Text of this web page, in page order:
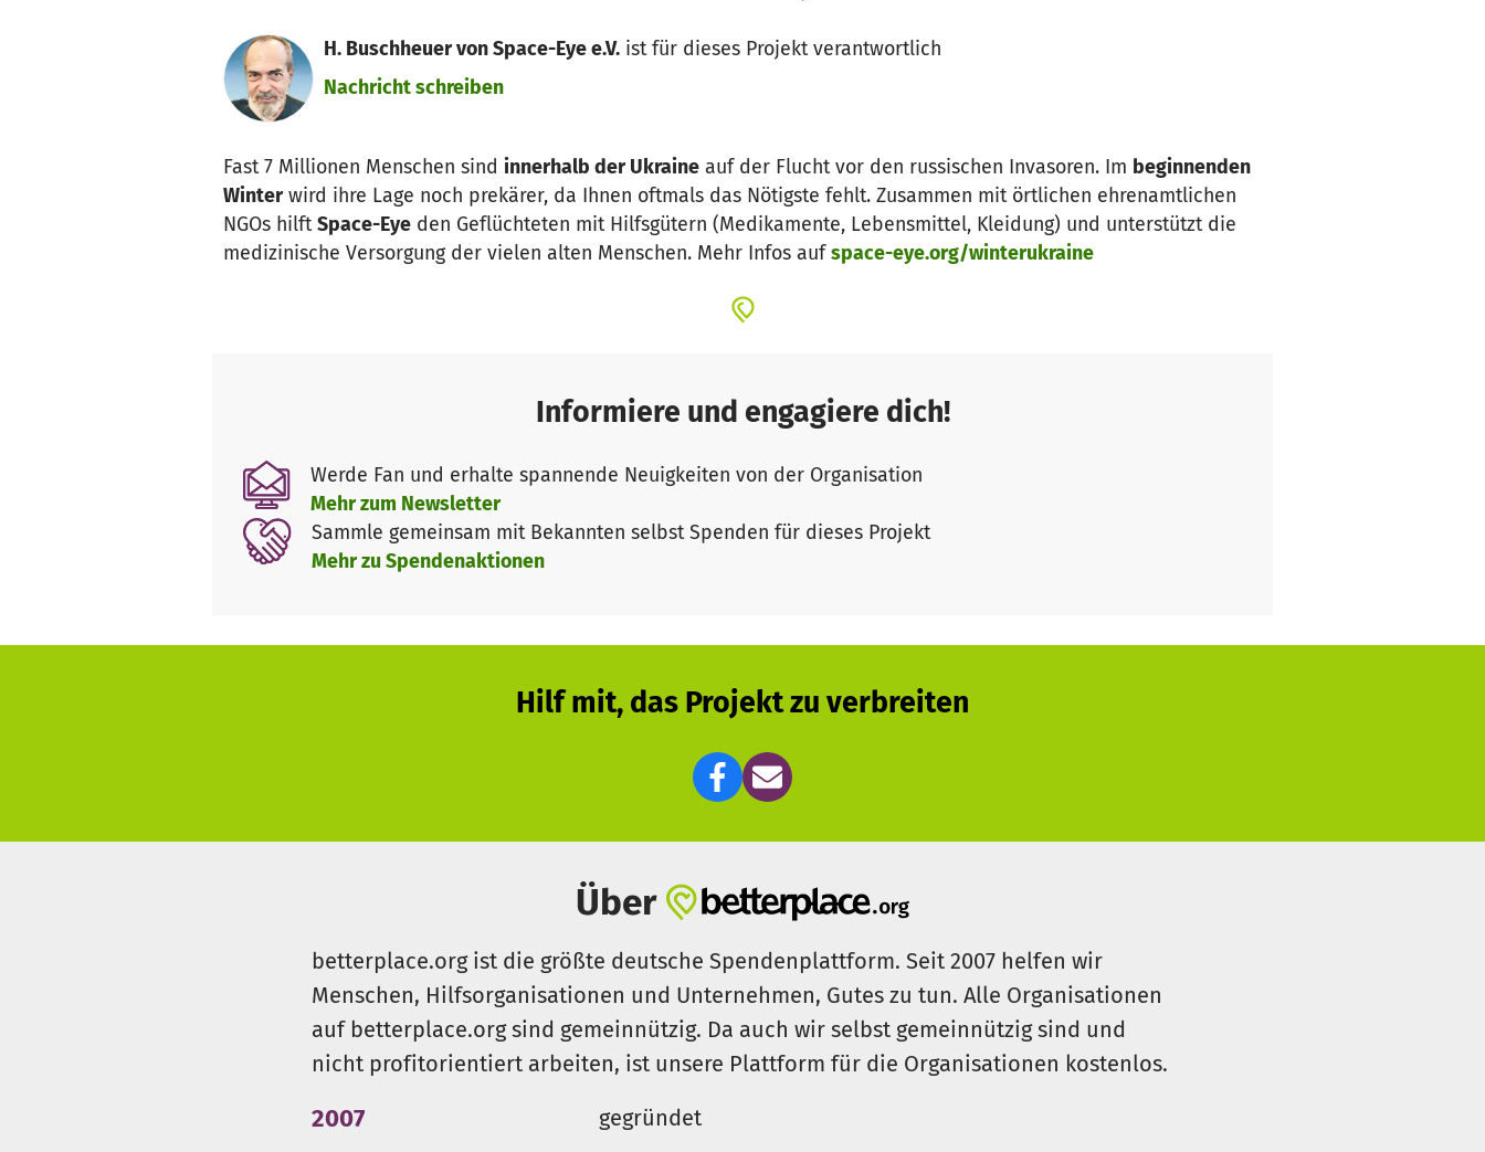
H. Buschheuer von Space-Eye e.V.ist für dieses Projekt verantwortlich
Nachricht schreiben
Fast 7 Millionen Menschen sind innerhalb der Ukraine auf der Flucht vor den russischen Invasoren. Im beginnenden
Winter wird ihre Lage noch prekärer, da Ihnen oftmals das Nötigste fehlt. Zusammen mit örtlichen ehrenamtlichen
NGOs hilftSpace-Eye den Geflüchteten mit Hilfsgütern (Medikamente, Lebensmittel, Kleidung) und unterstützt die
medizinische Versorgung der vielen alten Menschen. Mehr Infos aufspace-eye.org/winterukraine
Informiere und engagiere dich!
Werde Fan und erhalte spannende Neuigkeiten von der Organisation
Mehr zum Newsletter
Sammle gemeinsam mit Bekannten selbst Spenden für dieses Projekt
Mehr zu Spendenaktionen
Hilf mit, das Projekt zu verbreiten
Über
betterplace.org ist die größte deutsche Spendenplattform. Seit 2007 helfen wir
Menschen, Hilfsorganisationen und Unternehmen, Gutes zu tun. Alle Organisationen
auf betterplace.org sind gemeinnützig. Da auch wir selbst gemeinnützig sind und
nicht profitorientiert arbeiten, ist unsere Plattform für die Organisationen kostenlos.
2007 gegründet